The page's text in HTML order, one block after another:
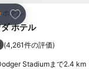
ア
お気に入りに追加
ルのランク
ホテル
ホテル
(4,261件の評価)
Stadiumまで2.4 km